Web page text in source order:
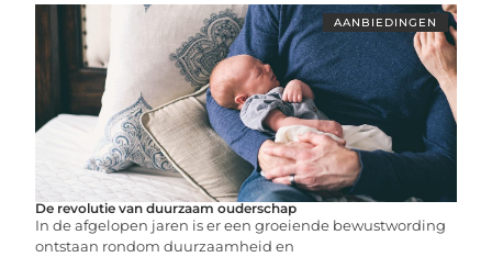
AANBIEDINGEN
De revolutie van duurzaam ouderschap
In de afgelopen jaren is er een groeiende bewustwording
ontstaan rondom duurzaamheid en